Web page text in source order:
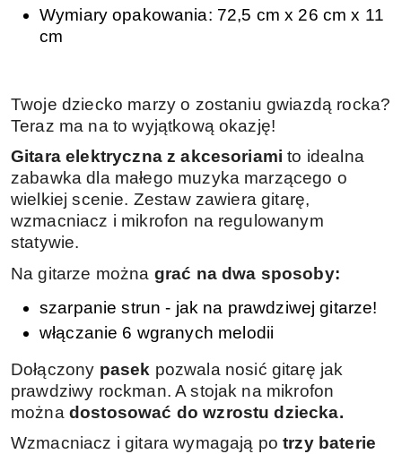
Wymiary opakowania: 72,5 cm x 26 cm x 11
cm
Twoje dziecko marzy o zostaniu gwiazdą rocka?
Teraz ma na to wyjątkową okazję!
Gitara elektryczna z akcesoriami to idealna
zabawka dla małego muzyka marzącego o
wielkiej scenie. Zestaw zawiera gitarę,
wzmacniacz i mikrofon na regulowanym
statywie.
Na gitarze można grać na dwa sposoby:
szarpanie strun - jak na prawdziwej gitarze!
włączanie 6 wgranych melodii
Dołączony pasek pozwala nosić gitarę jak
prawdziwy rockman. A stojak na mikrofon
można dostosować do wzrostu dziecka.
Wzmacniacz i gitara wymagają potrzy baterie